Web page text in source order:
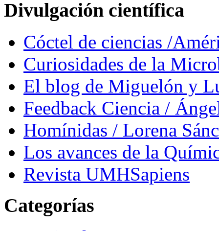
Divulgación científica
Cóctel de ciencias /
Curiosidades de la
El blog de Miguelón y
Feedback Ciencia /
Homínidas / Lorena
Los avances de la
Revista UMHSapiens
Categorías